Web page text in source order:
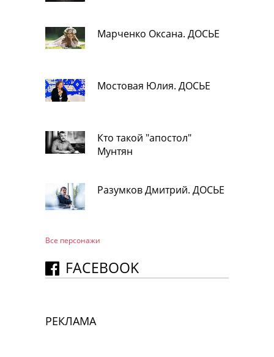
Марченко Оксана. ДОСЬЕ
Мостовая Юлия. ДОСЬЕ
Кто такой "апостол"
Мунтян
Разумков Дмитрий. ДОСЬЕ
Все персонажи
FACEBOOK
РЕКЛАМА